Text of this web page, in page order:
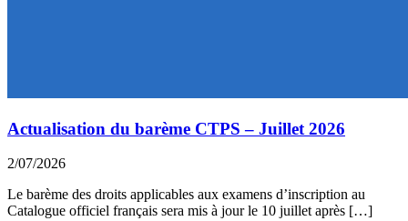
Actualisation du barème CTPS – Juillet 2026
2/07/2026
Le barème des droits applicables aux examens d’inscription au
Catalogue officiel français sera mis à jour le 10 juillet après […]